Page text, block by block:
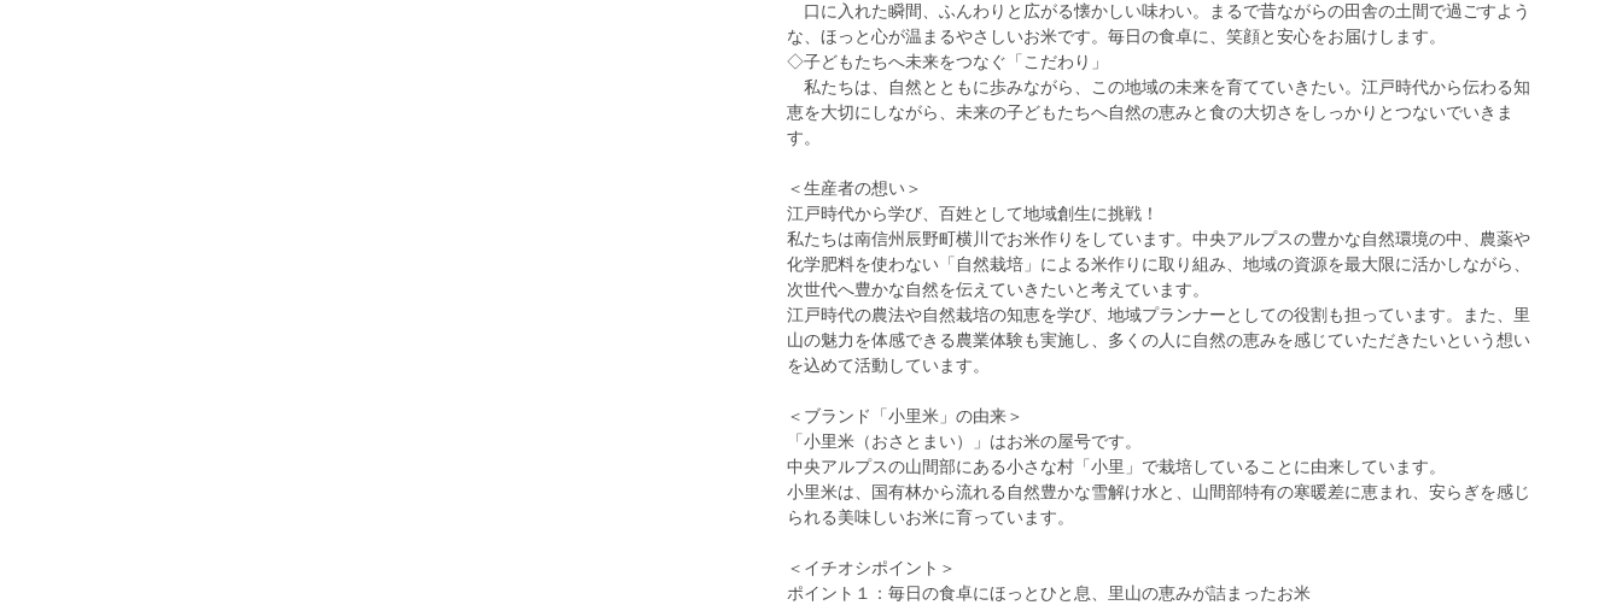
口に入れた瞬間、ふんわりと広がる懐かしい味わい。まるで昔ながらの田舎の土間で過ごすよう
な、ほっと心が温まるやさしいお米です。毎日の食卓に、笑顔と安心をお届けします。
◇子どもたちへ未来をつなぐ「こだわり」
私たちは、自然とともに歩みながら、この地域の未来を育てていきたい。江戸時代から伝わる知
恵を大切にしながら、未来の子どもたちへ自然の恵みと食の大切さをしっかりとつないでいきま
す。
＜生産者の想い＞
江戸時代から学び、百姓として地域創生に挑戦！
私たちは南信州辰野町横川でお米作りをしています。中央アルプスの豊かな自然環境の中、農薬や
化学肥料を使わない「自然栽培」による米作りに取り組み、地域の資源を最大限に活かしながら、
次世代へ豊かな自然を伝えていきたいと考えています。
江戸時代の農法や自然栽培の知恵を学び、地域プランナーとしての役割も担っています。また、里
山の魅力を体感できる農業体験も実施し、多くの人に自然の恵みを感じていただきたいという想い
を込めて活動しています。
＜ブランド「小里米」の由来＞
「小里米（おさとまい）」はお米の屋号です。
中央アルプスの山間部にある小さな村「小里」で栽培していることに由来しています。
小里米は、国有林から流れる自然豊かな雪解け水と、山間部特有の寒暖差に恵まれ、安らぎを感じ
られる美味しいお米に育っています。
＜イチオシポイント＞
ポイント１：毎日の食卓にほっとひと息、里山の恵みが詰まったお米